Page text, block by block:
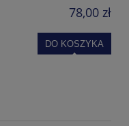
78,00 zł
DO KOSZYKA